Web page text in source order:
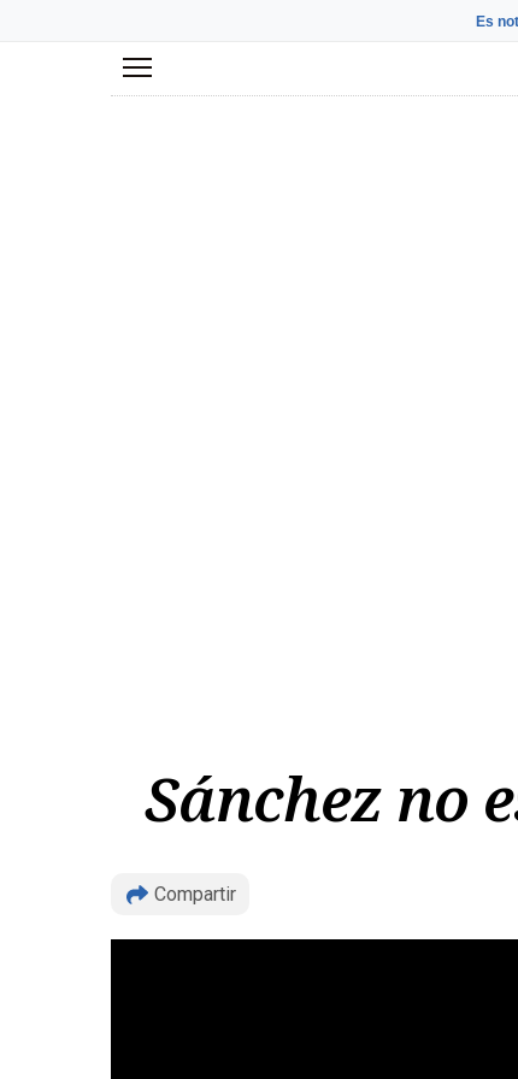
Es
Menú
Sánchez no
Compartir